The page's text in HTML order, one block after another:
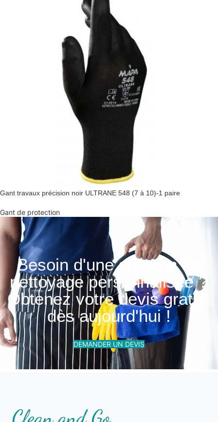
Gant travaux précision noir ULTRANE 548 (7 à 10)-1 paire
Gant de protection
Besoin d'une solution de
nettoyage personnalisée ?
Obtenez votre devis gratuit
dès aujourd'hui !
DEMANDER UN DEVIS